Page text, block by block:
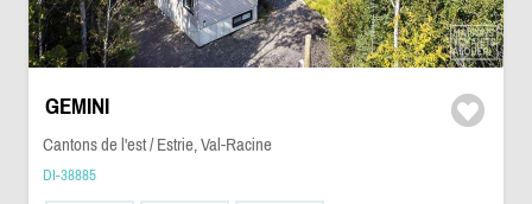
GEMINI
Cantons de l'est / Estrie, Val-Racine
DI-38885